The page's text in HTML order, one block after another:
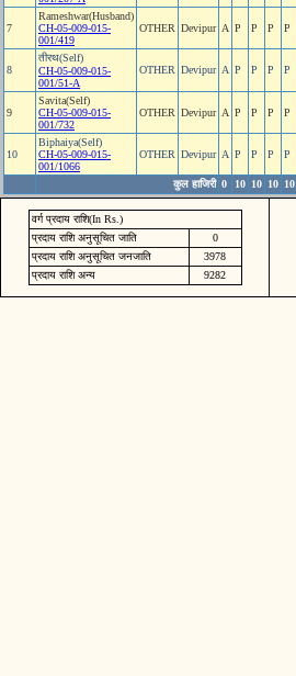
7
Rameshwar(Husband)
CH-05-009-015-
001/419
OTHER Devipur A P P P P
8
तीरथ(Self)
CH-05-009-015-
001/51-A
OTHER Devipur A P P P P
9
Savita(Self)
CH-05-009-015-
001/732
OTHER Devipur A P P P P
10
Biphaiya(Self)
CH-05-009-015-
001/1066
OTHER Devipur A P P P P
कुल हाजिरी 0 10 10 10 10
वर्ग प्रदाय राशि(In Rs.)
प्रदाय राशि अनुसूचित जाति
0
प्रदाय राशि अनुसूचित जनजाति
3978
प्रदाय राशि अन्य
9282